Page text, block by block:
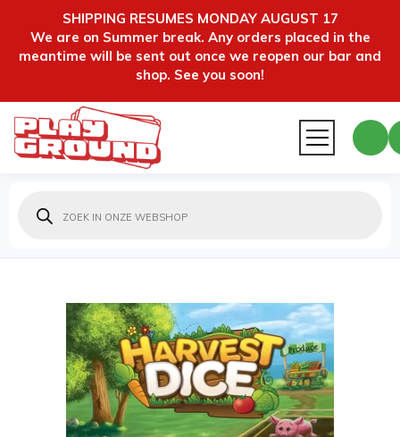
SHIPPING RESUMES MONDAY AUGUST 17
We are on Summer break. Any orders placed in the
meantime will be sent out once we reopen our bar and
shop. See you soon!
zoeken